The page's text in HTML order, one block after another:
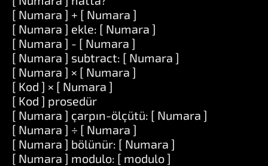
[ Numara ] + [ Numara ]
[ Numara ] ekle: [ Numara ]
[ Numara ] - [ Numara ]
[ Numara ] subtract: [ Numara ]
[ Numara ] × [ Numara ]
[ Kod ] × [ Numara ]
[ Kod ] prosedür
[ Numara ] çarpın-ölçütü: [ Numara ]
[ Numara ] ÷ [ Numara ]
[ Numara ] bölünür: [ Numara ]
[ Numara ] modulo: [ modulo ]